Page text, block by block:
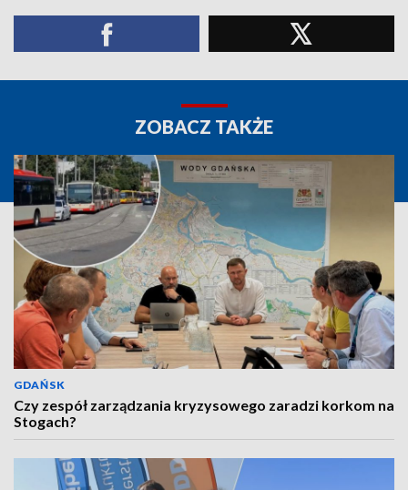
ZOBACZ TAKŻE
GDAŃSK
Czy zespół zarządzania kryzysowego zaradzi korkom na
Stogach?